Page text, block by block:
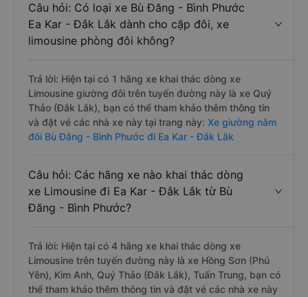
Câu hỏi: Có loại xe Bù Đăng - Bình Phước
Ea Kar - Đắk Lắk dành cho cặp đôi, xe
limousine phòng đôi không?
Trả lời: Hiện tại có 1 hãng xe khai thác dòng xe
Limousine giường đôi trên tuyến đường này là xe Quý
Thảo (Đắk Lắk), bạn có thể tham khảo thêm thông tin
và đặt vé các nhà xe này tại trang này: Xe giường nằm
đôi Bù Đăng - Bình Phước đi Ea Kar - Đắk Lắk
Câu hỏi: Các hãng xe nào khai thác dòng
xe Limousine đi Ea Kar - Đắk Lắk từ Bù
Đăng - Bình Phước?
Trả lời: Hiện tại có 4 hãng xe khai thác dòng xe
Limousine trên tuyến đường này là xe Hồng Sơn (Phú
Yên), Kim Anh, Quý Thảo (Đắk Lắk), Tuấn Trung, bạn có
thể tham khảo thêm thông tin và đặt vé các nhà xe này